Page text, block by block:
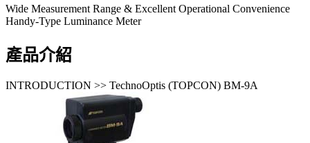
Wide Measurement Range & Excellent Operational Convenience
Handy-Type Luminance Meter
產品介紹
INTRODUCTION >> TechnoOptis (TOPCON) BM-9A